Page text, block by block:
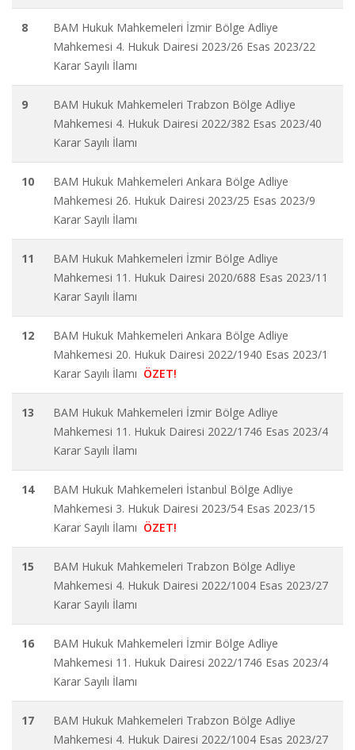
8
BAM Hukuk Mahkemeleri İzmir Bölge Adliye
Mahkemesi 4. Hukuk Dairesi 2023/26 Esas 2023/22
Karar Sayılı İlamı
9
BAM Hukuk Mahkemeleri Trabzon Bölge Adliye
Mahkemesi 4. Hukuk Dairesi 2022/382 Esas 2023/40
Karar Sayılı İlamı
10
BAM Hukuk Mahkemeleri Ankara Bölge Adliye
Mahkemesi 26. Hukuk Dairesi 2023/25 Esas 2023/9
Karar Sayılı İlamı
11
BAM Hukuk Mahkemeleri İzmir Bölge Adliye
Mahkemesi 11. Hukuk Dairesi 2020/688 Esas 2023/11
Karar Sayılı İlamı
12
BAM Hukuk Mahkemeleri Ankara Bölge Adliye
Mahkemesi 20. Hukuk Dairesi 2022/1940 Esas 2023/1
Karar Sayılı İlamı ÖZET!
13
BAM Hukuk Mahkemeleri İzmir Bölge Adliye
Mahkemesi 11. Hukuk Dairesi 2022/1746 Esas 2023/4
Karar Sayılı İlamı
14
BAM Hukuk Mahkemeleri İstanbul Bölge Adliye
Mahkemesi 3. Hukuk Dairesi 2023/54 Esas 2023/15
Karar Sayılı İlamı ÖZET!
15
BAM Hukuk Mahkemeleri Trabzon Bölge Adliye
Mahkemesi 4. Hukuk Dairesi 2022/1004 Esas 2023/27
Karar Sayılı İlamı
16
BAM Hukuk Mahkemeleri İzmir Bölge Adliye
Mahkemesi 11. Hukuk Dairesi 2022/1746 Esas 2023/4
Karar Sayılı İlamı
17
BAM Hukuk Mahkemeleri Trabzon Bölge Adliye
Mahkemesi 4. Hukuk Dairesi 2022/1004 Esas 2023/27